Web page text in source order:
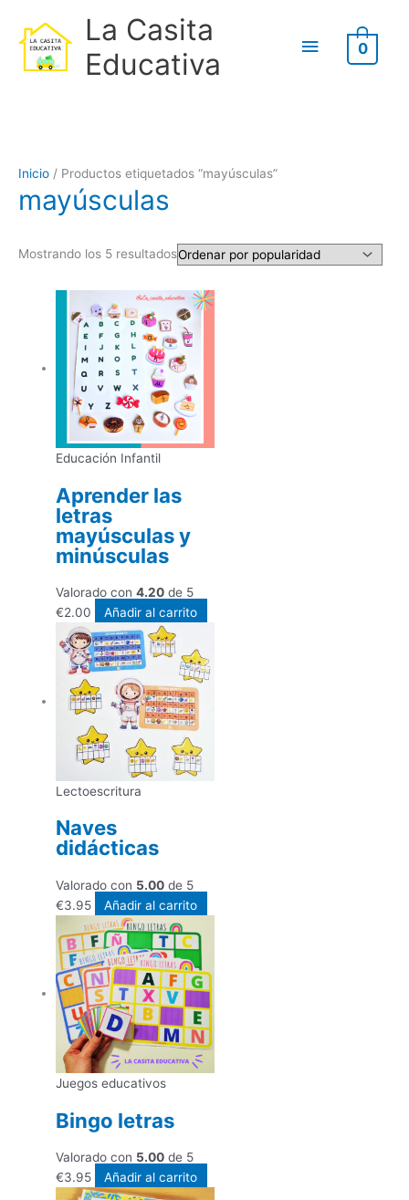
contenido
La Casita
Educativa
principal
0
Inicio / Productos etiquetados “mayúsculas”
mayúsculas
Mostrando los 5 resultados
por
Educación Infantil
Aprender las
letras
mayúsculas y
minúsculas
Valorado con4.20 de 5
€2.00 Añadir al carrito
Lectoescritura
Naves
didácticas
Valorado con 5.00 de 5
€3.95 Añadir al carrito
Juegos educativos
Bingo letras
Valorado con 5.00 de 5
€3.95 Añadir al carrito
u
r